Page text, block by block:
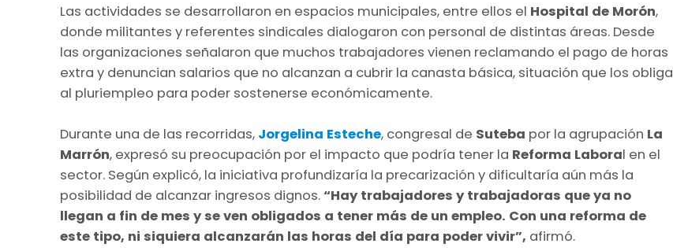
Las actividades se desarrollaron en espacios municipales, entre ellos el Hospital de Morón,
donde militantes y referentes sindicales dialogaron con personal de distintas áreas. Desde
las organizaciones señalaron que muchos trabajadores vienen reclamando el pago de horas
extra y denuncian salarios que no alcanzan a cubrir la canasta básica, situación que los obliga
al pluriempleo para poder sostenerse económicamente.
Durante una de las recorridas, Jorgelina Esteche, congresal de Suteba por la agrupación La
Marrón, expresó su preocupación por el impacto que podría tener la Reforma Laboral en el
sector. Según explicó, la iniciativa profundizaría la precarización y dificultaría aún más la
posibilidad de alcanzar ingresos dignos.“Hay trabajadores y trabajadoras que ya no
llegan a fin de mes y se ven obligados a tener más de un empleo. Con una reforma de
este tipo, ni siquiera alcanzarán las horas del día para poder vivir”, afirmó.